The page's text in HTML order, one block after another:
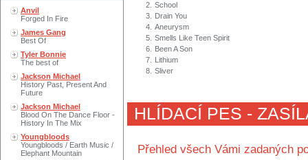
Anvil
Forged In Fire
James Gang
Best Of
Tyler Bonnie
The best of
Jackson Michael
History Past, Present And
Future
Jackson Michael
Blood On The Dance Floor -
History In The Mix
Youngbloods
Youngbloods / Earth Music /
Elephant Mountain
2. School
3.
Drain You
4. Aneurysm
5. Smells Like Teen Spirit
6.
Been A Son
7.
Lithium
8. Sliver
HLÍDACÍ PES -
Přehled všech Vámi zadaných